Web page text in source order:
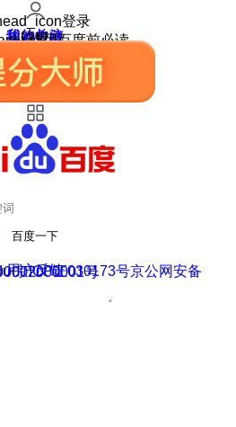
登录
我的关注
我的收藏
皮肤中心
用户反馈
设置
使用百度前必读
百度一下
用户反馈
京ICP证030173号
备11000002000001号